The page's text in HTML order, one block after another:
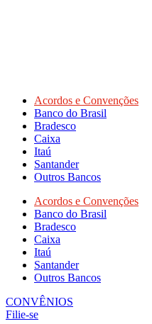
Acordos e Convenções
Banco do Brasil
Bradesco
Caixa
Itaú
Santander
Outros Bancos
Acordos e Convenções
Banco do Brasil
Bradesco
Caixa
Itaú
Santander
Outros Bancos
CONVÊNIOS
Filie-se